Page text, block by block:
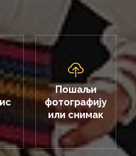
Пошаљи
фотографију
или снимак